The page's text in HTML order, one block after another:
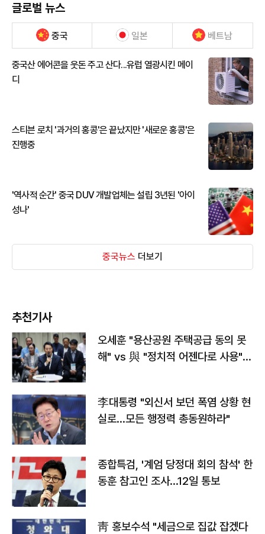
글로벌 뉴스
중국 일본 베트남
중국산 에어콘을 웃돈 주고 산다...유럽 열광시킨 메이
디
스티븐 로치 '과거의 홍콩'은 끝났지만 '새로운 홍콩'은
진행중
'역사적 순간' 중국 DUV 개발업체는 설립 3년된 '아이
성나'
중국뉴스 더보기
추천기사
오세훈 "용산공원 주택공급 동의 못
해" vs 與 "정치적 어젠다로 사용"
李대통령 "외신서 보던 폭염 상황 현
실로…모든 행정력 총동원하라"
종합특검, '계엄 당정대 회의 참석' 한
동훈 참고인 조사...12일 통보
靑 홍보수석 "세금으로 집값 잡겠다